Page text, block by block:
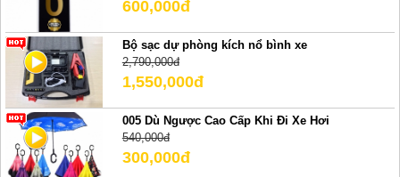
600,000đ
Bộ sạc dự phòng kích nổ bình xe
2,790,000đ
1,550,000đ
005 Dù Ngược Cao Cấp Khi Đi Xe Hơi
540,000đ
300,000đ